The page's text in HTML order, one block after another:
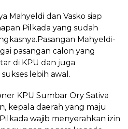
Mahyeldi dan Vasko siap
Pilkada yang sudah
Mahyeldi-
pasangan calon yang
di KPU dan juga
lebih awal.
KPU Sumbar Ory Sativa
kepala daerah yang maju
wajib menyerahkan izin